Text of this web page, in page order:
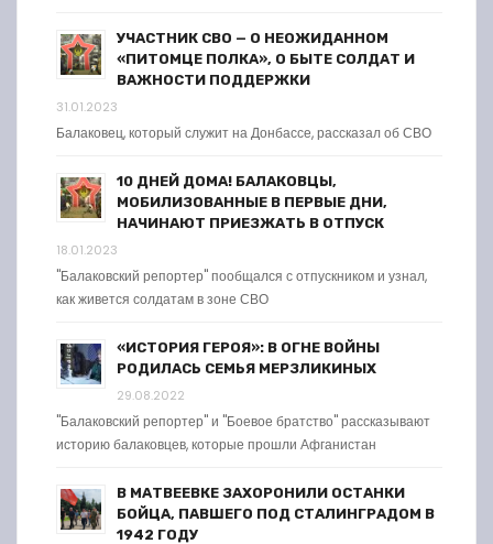
УЧАСТНИК СВО — О НЕОЖИДАННОМ
«ПИТОМЦЕ ПОЛКА», О БЫТЕ СОЛДАТ И
ВАЖНОСТИ ПОДДЕРЖКИ
31.01.2023
Балаковец, который служит на Донбассе, рассказал об СВО
10 ДНЕЙ ДОМА! БАЛАКОВЦЫ,
МОБИЛИЗОВАННЫЕ В ПЕРВЫЕ ДНИ,
НАЧИНАЮТ ПРИЕЗЖАТЬ В ОТПУСК
18.01.2023
"Балаковский репортер" пообщался с отпускником и узнал,
как живется солдатам в зоне СВО
«ИСТОРИЯ ГЕРОЯ»: В ОГНЕ ВОЙНЫ
РОДИЛАСЬ СЕМЬЯ МЕРЗЛИКИНЫХ
29.08.2022
"Балаковский репортер" и "Боевое братство" рассказывают
историю балаковцев, которые прошли Афганистан
В МАТВЕЕВКЕ ЗАХОРОНИЛИ ОСТАНКИ
БОЙЦА, ПАВШЕГО ПОД СТАЛИНГРАДОМ В
1942 ГОДУ